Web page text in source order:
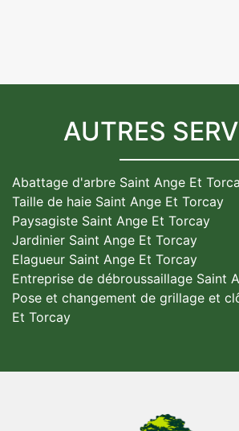
AUTRES
Abattage d'arbre Saint Ange Et
Taille de haie Saint Ange Et Torcay
Paysagiste Saint Ange Et Torcay
Jardinier Saint Ange Et Torcay
Elagueur Saint Ange Et Torcay
Entreprise de débroussaillage Saint
Pose et changement de grillage et
Et Torcay